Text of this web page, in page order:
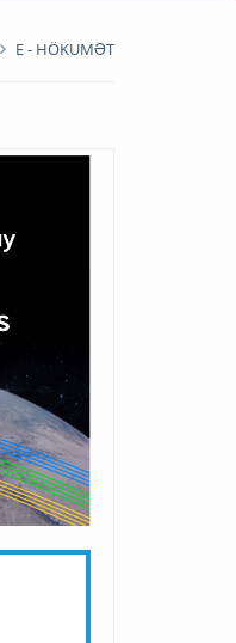
E - HÖKUMƏT